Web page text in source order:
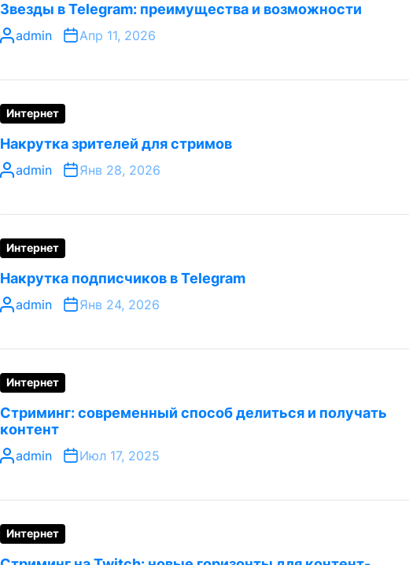
Звезды в Telegram: преимущества и возможности
admin Апр 11, 2026
Интернет
Накрутка зрителей для стримов
admin Янв 28, 2026
Интернет
Накрутка подписчиков в Telegram
admin Янв 24, 2026
Интернет
Стриминг: современный способ делиться и получать
контент
admin Июл 17, 2025
Интернет